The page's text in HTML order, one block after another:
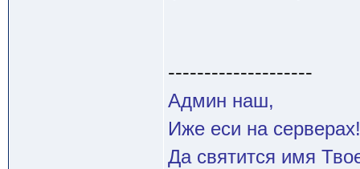
--------------------
Админ наш,
Иже еси на серверах!
Да святится имя